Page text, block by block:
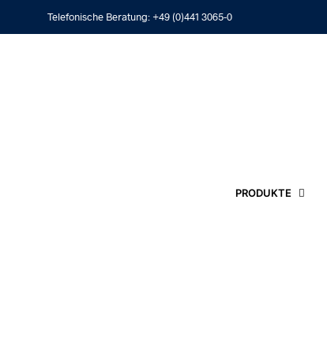
Telefonische Beratung: +49 (0)441 3065-0
PRODUKTE